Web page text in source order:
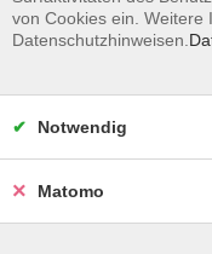
von Cookies ein. Weitere
Datenschutzhinweisen.
Notwendig
Matomo